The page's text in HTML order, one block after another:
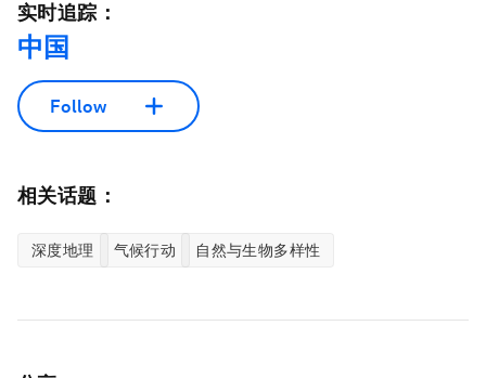
实时追踪：
中国
Follow
相关话题：
深度地理 气候行动 自然与生物多样性